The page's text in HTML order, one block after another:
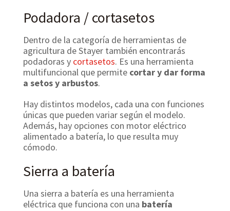
Podadora / cortasetos
Dentro de la categoría de herramientas de
agricultura de Stayer también encontrarás
podadoras y cortasetos. Es una herramienta
multifuncional que permite cortar y dar forma
a setos y arbustos.
Hay distintos modelos, cada una con funciones
únicas que pueden variar según el modelo.
Además, hay opciones con motor eléctrico
alimentado a batería, lo que resulta muy
cómodo.
Sierra a batería
Una sierra a batería es una herramienta
eléctrica que funciona con una batería